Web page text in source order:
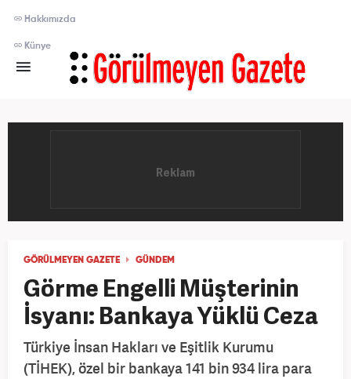
Hakkımızda
Künye
GÖRÜLMEYEN GAZETE GÜNDEM
Görme Engelli Müşterinin
İsyanı: Bankaya Yüklü Ceza
Türkiye İnsan Hakları ve Eşitlik Kurumu
(TİHEK), özel bir bankaya 141 bin 934 lira para